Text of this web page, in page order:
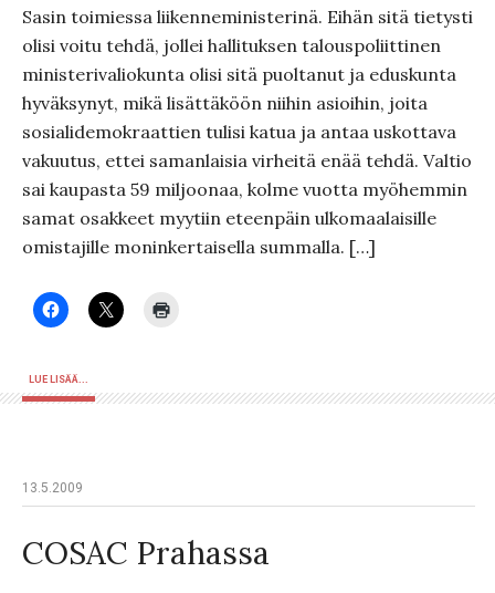
Sasin toimiessa liikenneministerinä. Eihän sitä tietysti
olisi voitu tehdä, jollei hallituksen talouspoliittinen
ministerivaliokunta olisi sitä puoltanut ja eduskunta
hyväksynyt, mikä lisättäköön niihin asioihin, joita
sosialidemokraattien tulisi katua ja antaa uskottava
vakuutus, ettei samanlaisia virheitä enää tehdä. Valtio
sai kaupasta 59 miljoonaa, kolme vuotta myöhemmin
samat osakkeet myytiin eteenpäin ulkomaalaisille
omistajille moninkertaisella summalla. […]
LUE LISÄÄ...
13.5.2009
COSAC Prahassa